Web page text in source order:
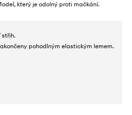
který je odolný proti mačkání.
střih.
pohodlným elastickým lemem.